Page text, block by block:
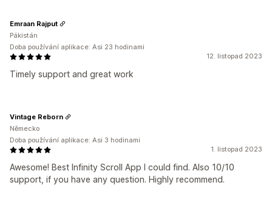
12. listopad 2023
Timely support and great work
Emraan Rajput
Pákistán
Doba používání aplikace: Asi 23 hodinami
1. listopad 2023
Awesome! Best Infinity Scroll App I could find. Also 10/10
support, if you have any question. Highly recommend.
Vintage Reborn
Německo
Doba používání aplikace: Asi 3 hodinami